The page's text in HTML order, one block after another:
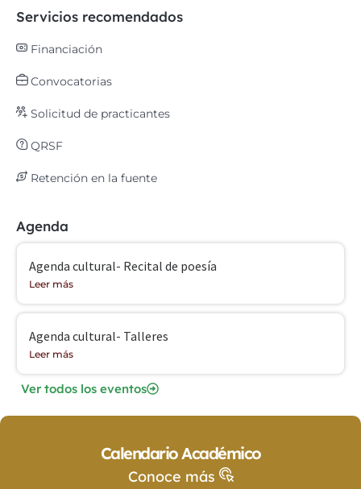
Servicios recomendados
Financiación
Convocatorias
Solicitud de practicantes
QRSF
Retención en la fuente
Agenda
Agenda cultural- Recital de poesía
Leer más
Agenda cultural- Talleres
Leer más
Ver todos los eventos
Calendario Académico
Conoce más